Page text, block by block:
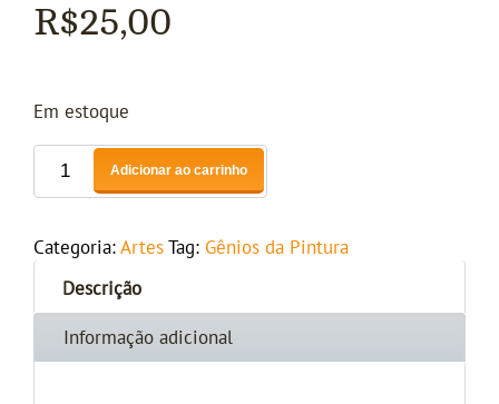
R$25,00
Em estoque
Adicionar ao carrinho
Categoria: Artes Tag: Gênios da Pintura
Descrição
Informação adicional